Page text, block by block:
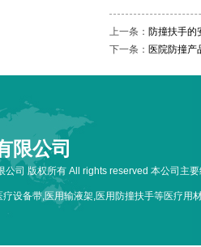
上一条： 防撞扶手的
下一条： 医院防撞产
限公司
司 版权所有 All rights reserved 本公司主
设备带,医用输液架,医用防撞扶手等医疗用